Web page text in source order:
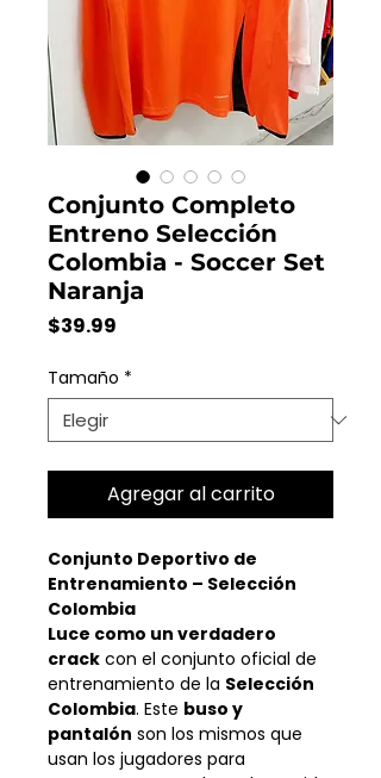
Conjunto Completo
Entreno Selección
Colombia - Soccer Set
Naranja
$39.99
Tamaño *
Agregar al carrito
Conjunto Deportivo de
Entrenamiento – Selección
Colombia
Luce como un verdadero
crack con el conjunto oficial de
entrenamiento de la Selección
Colombia. Este buso y
pantalón son los mismos que
usan los jugadores para